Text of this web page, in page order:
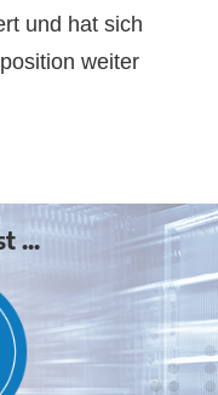
und hat sich
weiter
...